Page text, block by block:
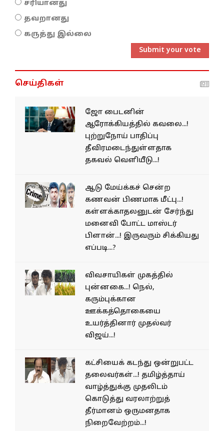
சரியானது
தவறானது
கருத்து இல்லை
Submit your vote
செய்திகள்
ஜோ பைடனின்
ஆரோக்கியத்தில் கவலை...!
புற்றுநோய் பாதிப்பு
தீவிரமடைந்துள்ளதாக
தகவல் வெளியீடு...!
ஆடு மேய்க்கச் சென்ற
கணவன் பிணமாக மீட்பு...!
கள்ளக்காதலனுடன் சேர்ந்து
மனைவி போட்ட மாஸ்டர்
பிளான்...! இருவரும் சிக்கியது
எப்படி...?
விவசாயிகள் முகத்தில்
புன்னகை...! நெல்,
கரும்புக்கான
ஊக்கத்தொகையை
உயர்த்தினார் முதல்வர்
விஜய்...!
கட்சியைக் கடந்து ஒன்றுபட்ட
தலைவர்கள்...! தமிழ்த்தாய்
வாழ்த்துக்கு முதலிடம்
கொடுத்து வரலாற்றுத்
தீர்மானம் ஒருமனதாக
நிறைவேற்றம்...!